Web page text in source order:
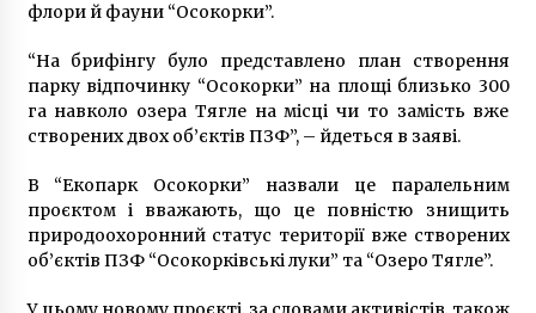
флори й фауни “Осокорки”.
“На брифінгу було представлено план створення
парку відпочинку “Осокорки” на площі близько 300
га навколо озера Тягле на місці чи то замість вже
створених двох об’єктів ПЗФ”, – йдеться в заяві.
В “Екопарк Осокорки” назвали це паралельним
проєктом і вважають, що це повністю знищить
природоохоронний статус території вже створених
об’єктів ПЗФ “Осокорківські луки” та “Озеро Тягле”.